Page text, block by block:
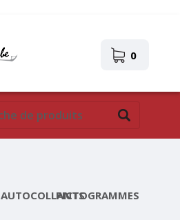
0
AUTOCOLLANTSPICTOGRAMMES